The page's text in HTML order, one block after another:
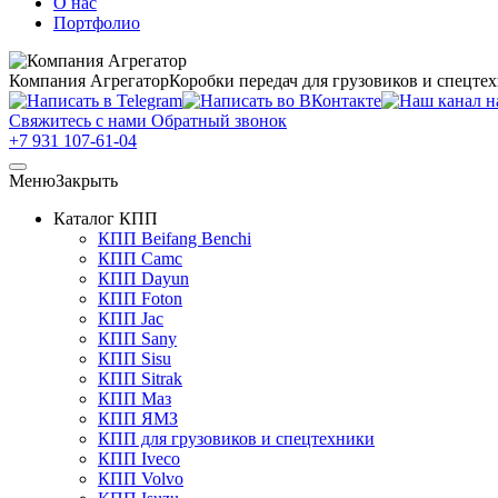
Портфолио
Компания АгрегаторКоробки передач для грузовиков и
Свяжитесь с нами Обратный звонок
+7 931 107-61-04
МенюЗакрыть
Каталог КПП
КПП Beifang Benchi
КПП Camc
КПП Dayun
КПП Foton
КПП Jac
КПП Sany
КПП Sisu
КПП Sitrak
КПП Маз
КПП ЯМЗ
КПП для грузовиков и спецтехники
КПП Iveco
КПП Volvo